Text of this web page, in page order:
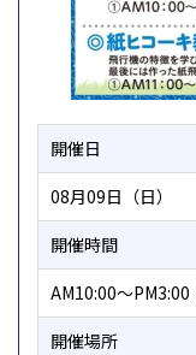
開催日
08月09日（日）
開催時間
AM10:00～
開催場所